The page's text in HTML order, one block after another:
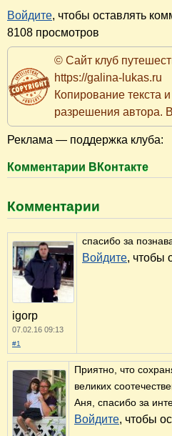
Войдите, чтобы оставлять
8108 просмотров
© Сайт клуб
https://galina-lukas.ru
Копирование текста
разрешения автора.
Реклама — поддержка клуба:
Комментарии ВКонтакте
Комментарии
igorp
07.02.16 09:13
#1
спасибо за
Войдите, чтобы
Приятно, что
великих
Аня, спасибо за
Войдите, чтобы